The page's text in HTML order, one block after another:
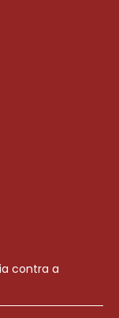
contra a